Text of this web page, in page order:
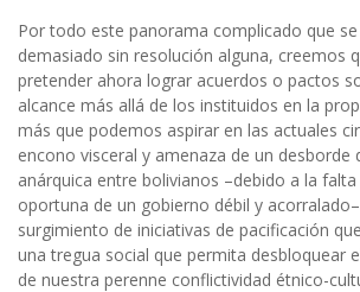
Por todo este panorama complicado que
demasiado sin resolución alguna, creemos
pretender ahora lograr acuerdos o pactos
alcance más allá de los instituidos en la
más que podemos aspirar en las actuales
encono visceral y amenaza de un desborde
anárquica entre bolivianos –debido a la
oportuna de un gobierno débil y
surgimiento de iniciativas de pacificación
una tregua social que permita desbloquear
de nuestra perenne conflictividad étnico-